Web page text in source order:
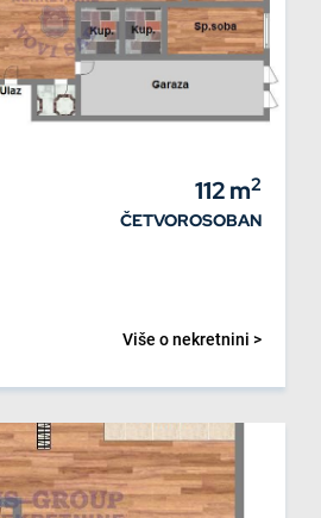
112m2
ČETVOROSOBAN
Više o nekretnini >